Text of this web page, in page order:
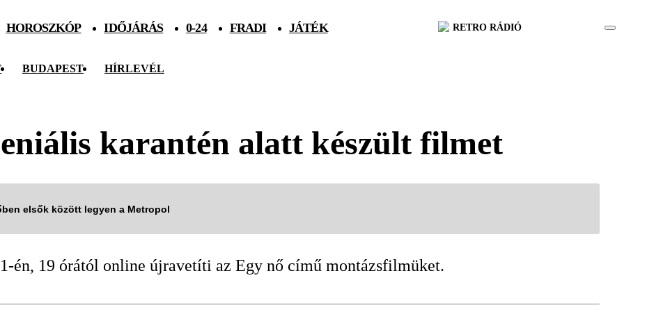
HOROSZKÓP IDŐJÁRÁS 0-24 FRADI JÁTÉK RETRO RÁDIÓ
BUDAPEST HÍRLEVÉL
karantén alatt készült filmet
elsők között legyen a Metropol
én, 19 órától online újravetíti az Egy nő című montázsfilmüket.